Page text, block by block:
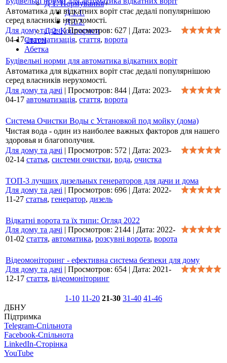
Д 1. Нормування+
Д 1.1.
Д 1.2.
Д 2. Кошториси
Статті
Абетка
Автоматика для відкатних воріт стає дедалі популярнішою
серед власників нерухомості.
Для дому та дачі|Просмотров: 627 | Дата: 2023-
04-17 автоматизація, стаття, ворота
Будівельні норми для автоматика відкатних воріт
Автоматика для відкатних воріт стає дедалі популярнішою
серед власників нерухомості.
Для дому та дачі | Просмотров: 844 | Дата: 2023-
04-17 автоматизація, стаття, ворота
Система Очистки Воды с Установкой под мойку (дома)
Чистая вода - один из наиболее важных факторов для нашего
здоровья и благополучия.
Для дому та дачі | Просмотров: 572 | Дата: 2023-
02-14 статья, системи очистки, вода, очистка
ТОП-3 лучших дизельных генераторов для дачи и дома
Для дому та дачі | Просмотров: 696 | Дата: 2022-
11-27 статья, генератор, дизель
Відкатні ворота та їх типи: Огляд 2022
Для дому та дачі | Просмотров: 2144 | Дата: 2022-
01-02 стаття, автоматика, розсувні ворота, ворота
Відеомоніторинг - ефективна система безпеки для дому
Для дому та дачі | Просмотров: 654 | Дата: 2021-
12-17 стаття, відеомоніторинг
1-10 11-20 21-30 31-40 41-46
ДБНУ
Підтримка
Telegram-Спільнота
Facebook-Спільнота
LinkedIn-Сторінка
YouTube